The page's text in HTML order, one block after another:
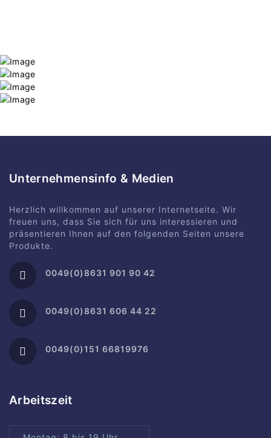
Unternehmensinfo & Medien
Herzlich willkommen auf unserer Internetseite. Wir
freuen uns, dass Sie sich für uns interessieren und
präsentieren Ihnen auf den folgenden Seiten unsere
Produkte.
0049(0)8631 901 90 42
0049(0)8631 606 44 22
0049(0)151 66819976
Arbeitszeit